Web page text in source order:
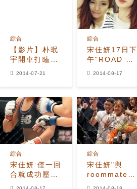
【影片】朴珉
宇開車打瞌
綜合
2014-07-21
宋佳妍17日下
午"ROAD FC
綜合
2014-08-17
宋佳妍:僅一回
合就成功壓制
綜合
宋佳妍"與
roommate們
綜合